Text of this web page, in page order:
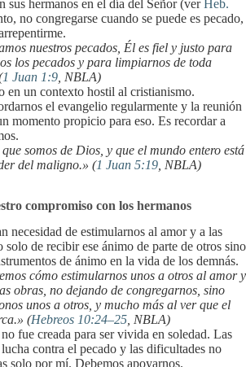
sus hermanos en el día del Señor (verHeb.
no congregarse cuando se puede es pecado,
nuestros pecados, Él es fiel y justo para
los pecados y para limpiarnos de toda
1 Juan 1:9 , NBLA)
en un contexto hostil al cristianismo.
el evangelio regularmente y la reunión
momento propicio para eso. Es recordar a
que somos de Dios, y que el mundo entero está
del maligno.» (1 Juan 5:19 , NBLA)
compromiso con los hermanos
necesidad de estimularnos al amor y a las
solo de recibir ese ánimo de parte de otros sino
de ánimo en la vida de los demnás.
cómo estimularnos unos a otros al amor y
obras, no dejando de congregarnos, sino
unos a otros, y mucho más al ver que el
(Hebreos 10:24–25, NBLA)
fue creada para ser vivida en soledad. Las
contra el pecado y las dificultades no
solo por mí. Debemos apoyarnos.